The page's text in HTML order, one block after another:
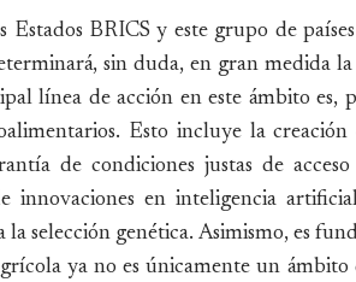
BRICS y este grupo de
sin duda, en gran medida
línea de acción en este ámbito es,
Esto incluye la
de condiciones justas de
innovaciones en inteligencia
selección genética. Asimismo, es
ya no es únicamente un ámbito